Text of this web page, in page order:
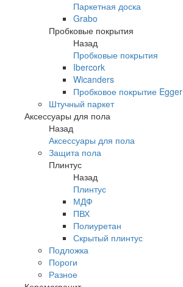
Паркетная доска
Grabo
Пробковые покрытия
Назад
Пробковые покрытия
Ibercork
Wicanders
Пробковое покрытие Egger
Штучный паркет
Аксессуары для пола
Назад
Аксессуары для пола
Защита пола
Плинтус
Назад
Плинтус
МДФ
ПВХ
Полиуретан
Скрытый плинтус
Подложка
Пороги
Разное